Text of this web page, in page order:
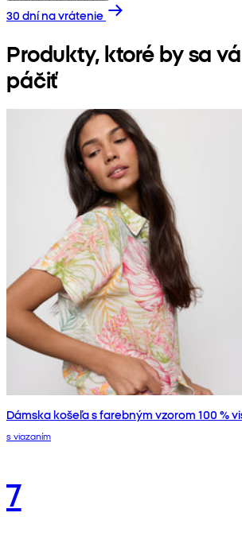
30 dní na vrátenie
Produkty, ktoré by sa
páčiť
Dámska košeľa s farebným vzorom 100 %
s viazaním
7